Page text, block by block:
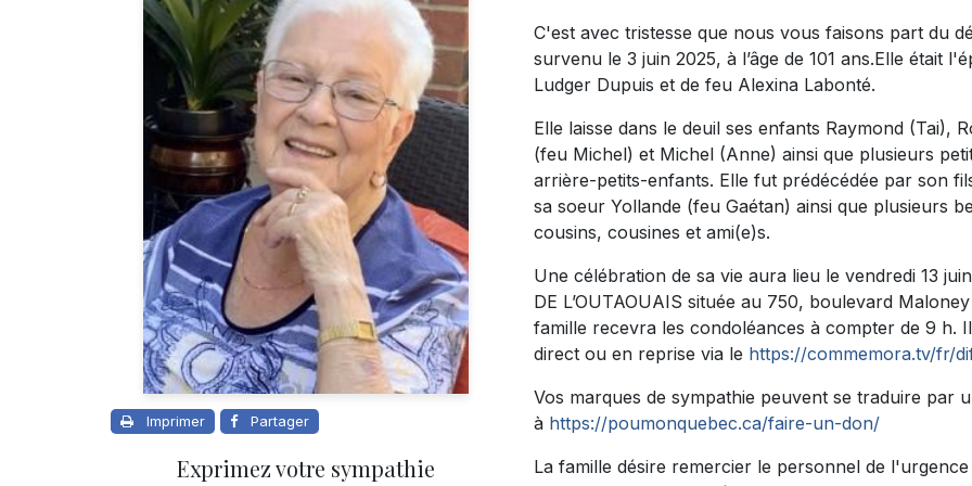
Imprimer Partager
Exprimez votre sympathie
C'est avec tristesse que nous vous faisons part du
survenu le 3 juin 2025, à l’âge de 101 ans.Elle était
Ludger Dupuis et de feu Alexina Labonté.
Elle laisse dans le deuil ses enfants Raymond (Tai),
(feu Michel) et Michel (Anne) ainsi que plusieurs
arrière-petits-enfants. Elle fut prédécédée par son
sa soeur Yollande (feu Gaétan) ainsi que plusieurs
cousins, cousines et ami(e)s.
Une célébration de sa vie aura lieu le vendredi 13
DE L’OUTAOUAIS située au 750, boulevard
famille recevra les condoléances à compter de 9 h.
direct ou en reprise via le https://commemora.tv/fr/
Vos marques de sympathie peuvent se traduire par
à https://poumonquebec.ca/faire-un-don/
La famille désire remercier le personnel de